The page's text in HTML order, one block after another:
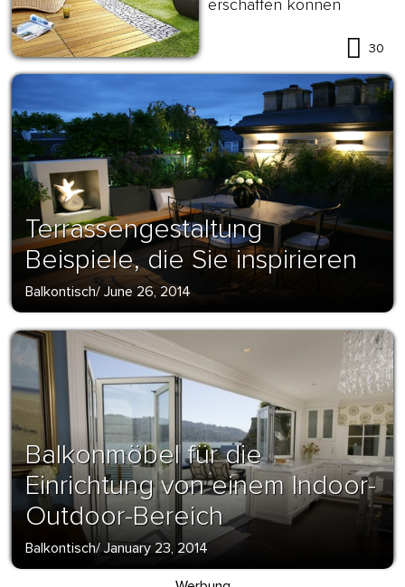
erschaffen können
30
Terrassengestaltung
Beispiele, die Sie inspirieren
Balkontisch/ June 26, 2014
Balkonmöbel für die
Einrichtung von einem Indoor-
Outdoor-Bereich
Balkontisch/January 23, 2014